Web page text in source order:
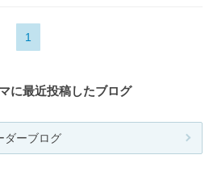
1
に最近投稿したブログ
ダーブログ